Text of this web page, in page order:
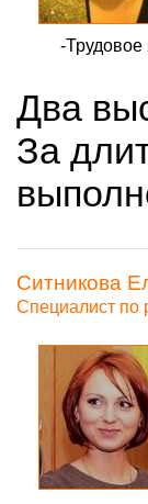
Трудовое
Два
За
Ситникова
Специалист по